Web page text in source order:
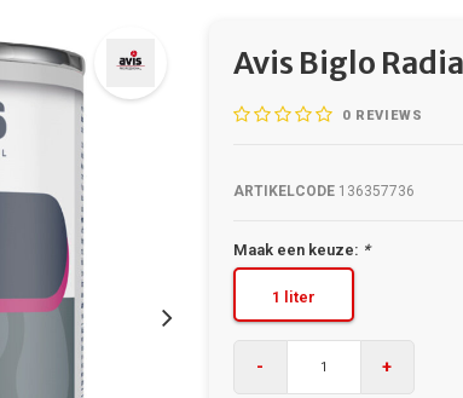
Avis Biglo
0REVIEWS
ARTIKELCODE136357736
Maak een keuze: *
1 liter
- +